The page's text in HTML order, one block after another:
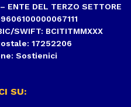
ENTE DEL TERZO SETTORE
SWIFT: BCITITMMXXX
17252206
Sostienici
SU: